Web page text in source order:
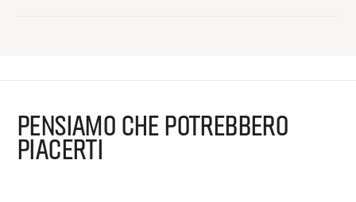
PENSIAMO CHE POTREBBERO
PIACERTI